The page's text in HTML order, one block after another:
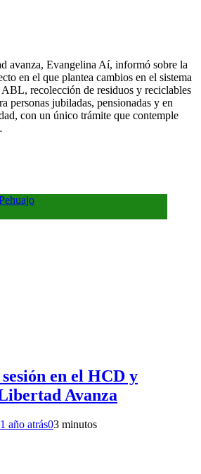
avanza, Evangelina Aí, informó sobre la
en el que plantea cambios en el sistema
recolección de residuos y reciclables
personas jubiladas, pensionadas y en
con un único trámite que contemple
en el HCD y
Avanza
1 año atrás03 minutos